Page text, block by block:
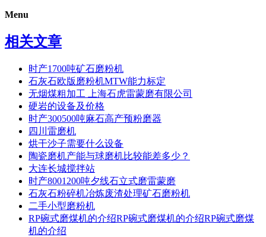
Menu
相关文章
时产1700吨矿石磨粉机
石灰石欧版磨粉机MTW能力标定
无烟煤粗加工 上海石虎雷蒙磨有限公司
硬岩的设备及价格
时产300500吨麻石高产预粉磨器
四川雷磨机
烘干沙子需要什么设备
陶瓷磨机产能与球磨机比较能差多少？
大连长城搅拌站
时产8001200吨夕线石立式磨雷蒙磨
石灰石粉碎机冶炼废渣处理矿石磨粉机
二手小型磨粉机
RP碗式磨煤机的介绍RP碗式磨煤机的介绍RP碗式磨煤
机的介绍